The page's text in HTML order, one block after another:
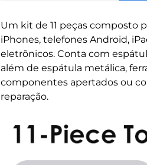
Um kit de 11 peças composto
iPhones, telefones Android,
eletrônicos. Conta com
além de espátula metálica,
componentes apertados ou
reparação.